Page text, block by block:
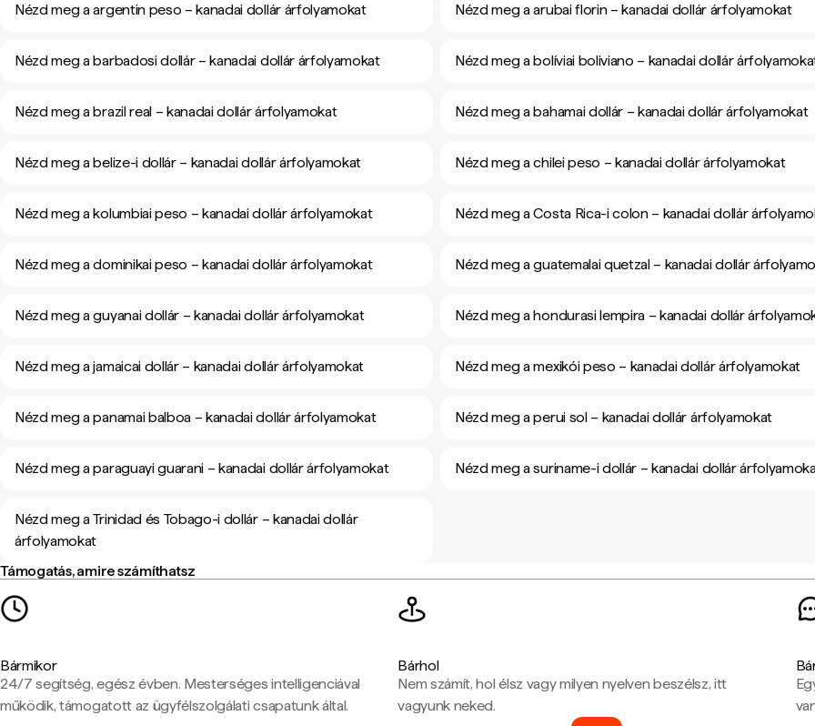
Nézd meg a argentin peso – kanadai dollár árfolyamokat Nézd meg a arubai florin – kanadai dollár árfolyamokat
Nézd meg a barbadosi dollár – kanadai dollár árfolyamokat Nézd meg a bolíviai boliviano – kanadai dollár
Nézd meg a brazil real – kanadai dollár árfolyamokat Nézd meg a bahamai dollár – kanadai dollár árfolyamokat
Nézd meg a belize-i dollár – kanadai dollár árfolyamokat Nézd meg a chilei peso – kanadai dollár árfolyamokat
Nézd meg a kolumbiai peso – kanadai dollár árfolyamokat Nézd meg a Costa Rica-i colon – kanadai dollár
Nézd meg a dominikai peso – kanadai dollár árfolyamokat Nézd meg a guatemalai quetzal – kanadai dollár
Nézd meg a guyanai dollár – kanadai dollár árfolyamokat Nézd meg a hondurasi lempira – kanadai dollár
Nézd meg a jamaicai dollár – kanadai dollár árfolyamokat Nézd meg a mexikói peso – kanadai dollár árfolyamokat
Nézd meg a panamai balboa – kanadai dollár árfolyamokat Nézd meg a perui sol – kanadai dollár árfolyamokat
Nézd meg a paraguayi guarani – kanadai dollár árfolyamokat Nézd meg a suriname-i dollár – kanadai dollár
Nézd meg a Trinidad és Tobago-i dollár – kanadai dollár
árfolyamokat
Támogatás, amire számíthatsz
Bármikor
24/7 segítség, egész évben. Mesterséges intelligenciával
működik, támogatott az ügyfélszolgálati csapatunk által.
Bárhol
Nem számít, hol élsz vagy milyen nyelven beszélsz, itt
vagyunk neked.